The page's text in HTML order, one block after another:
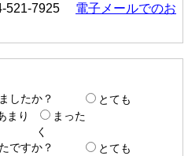
521-7925 電子メールでのお
したか？
とても
まり
まった
く
ですか？
とても